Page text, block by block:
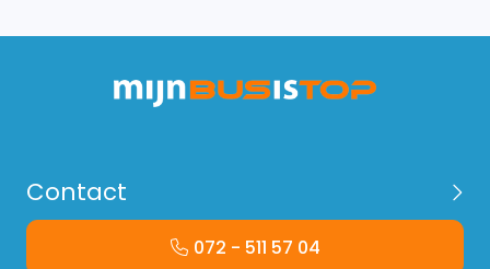
woensdag en donderdag. Bestellingen op de
woensdag of donderdag.
Contact
072 - 511 57 04